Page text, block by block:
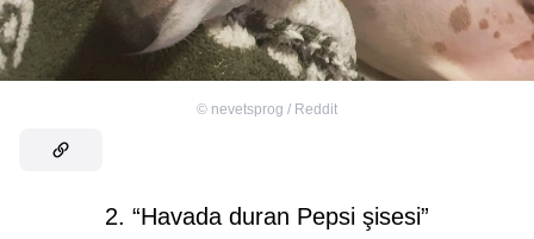
© nevetsprog / Reddit
2. “Havada duran Pepsi şisesi”